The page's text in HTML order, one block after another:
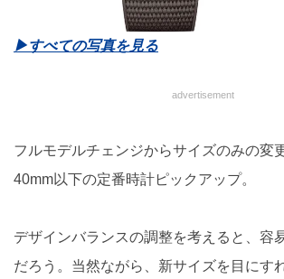
▶︎すべての写真を見る
advertisement
フルモデルチェンジからサイズのみの変
40mm以下の定番時計ピックアップ。
デザインバランスの調整を考えると、容
だろう。当然ながら、新サイズを目にす